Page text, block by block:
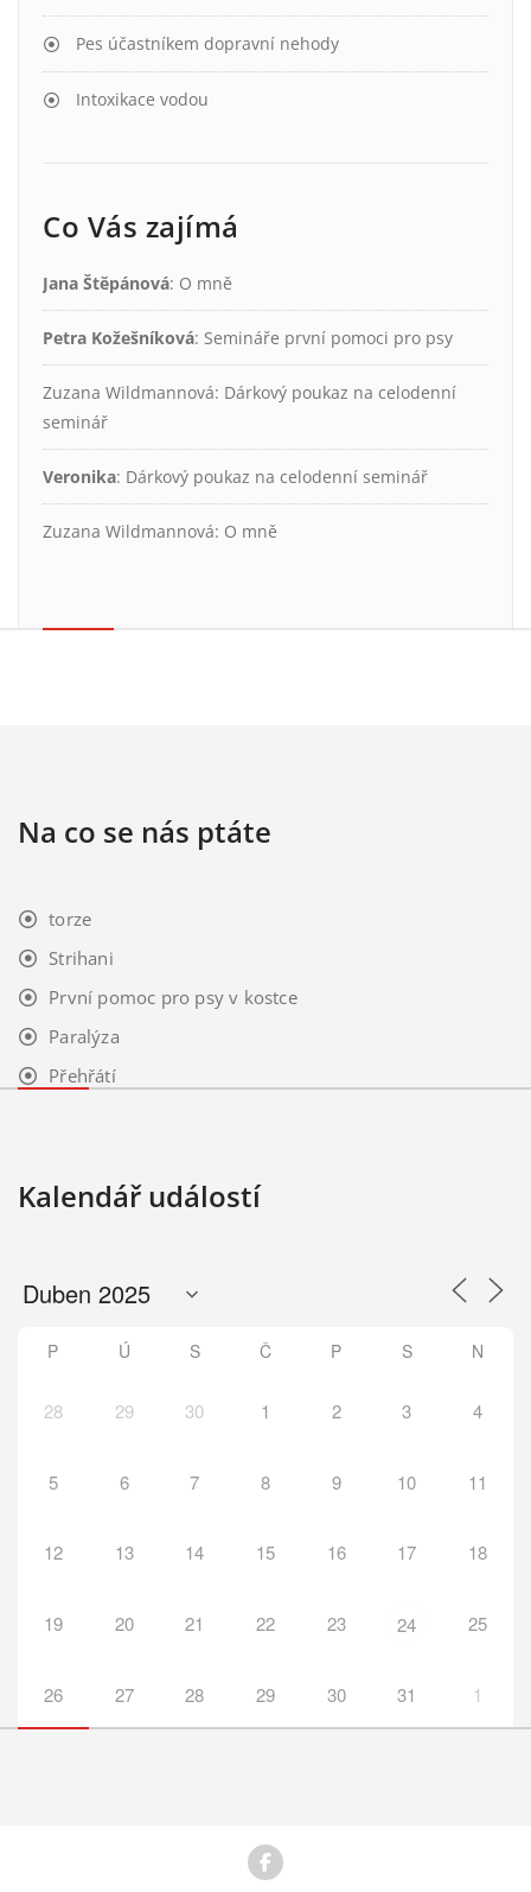
Pes účastníkem dopravní nehody
Intoxikace vodou
Co Vás zajímá
Jana Štěpánová: O mně
Petra Kožešníková: Semináře první pomoci pro psy
Zuzana Wildmannová: Dárkový poukaz na celodenní
seminář
Veronika: Dárkový poukaz na celodenní seminář
Zuzana Wildmannová: O mně
Na co se nás ptáte
torze
Strihani
První pomoc pro psy v kostce
Paralýza
Přehřátí
Kalendář událostí
P Ú S Č P S N
28 29 30 1 2 3 4
5 6 7 8 9 10 11
12 13 14 15 16 17 18
19 20 21 22 23 24 25
26 27 28 29 30 31 1